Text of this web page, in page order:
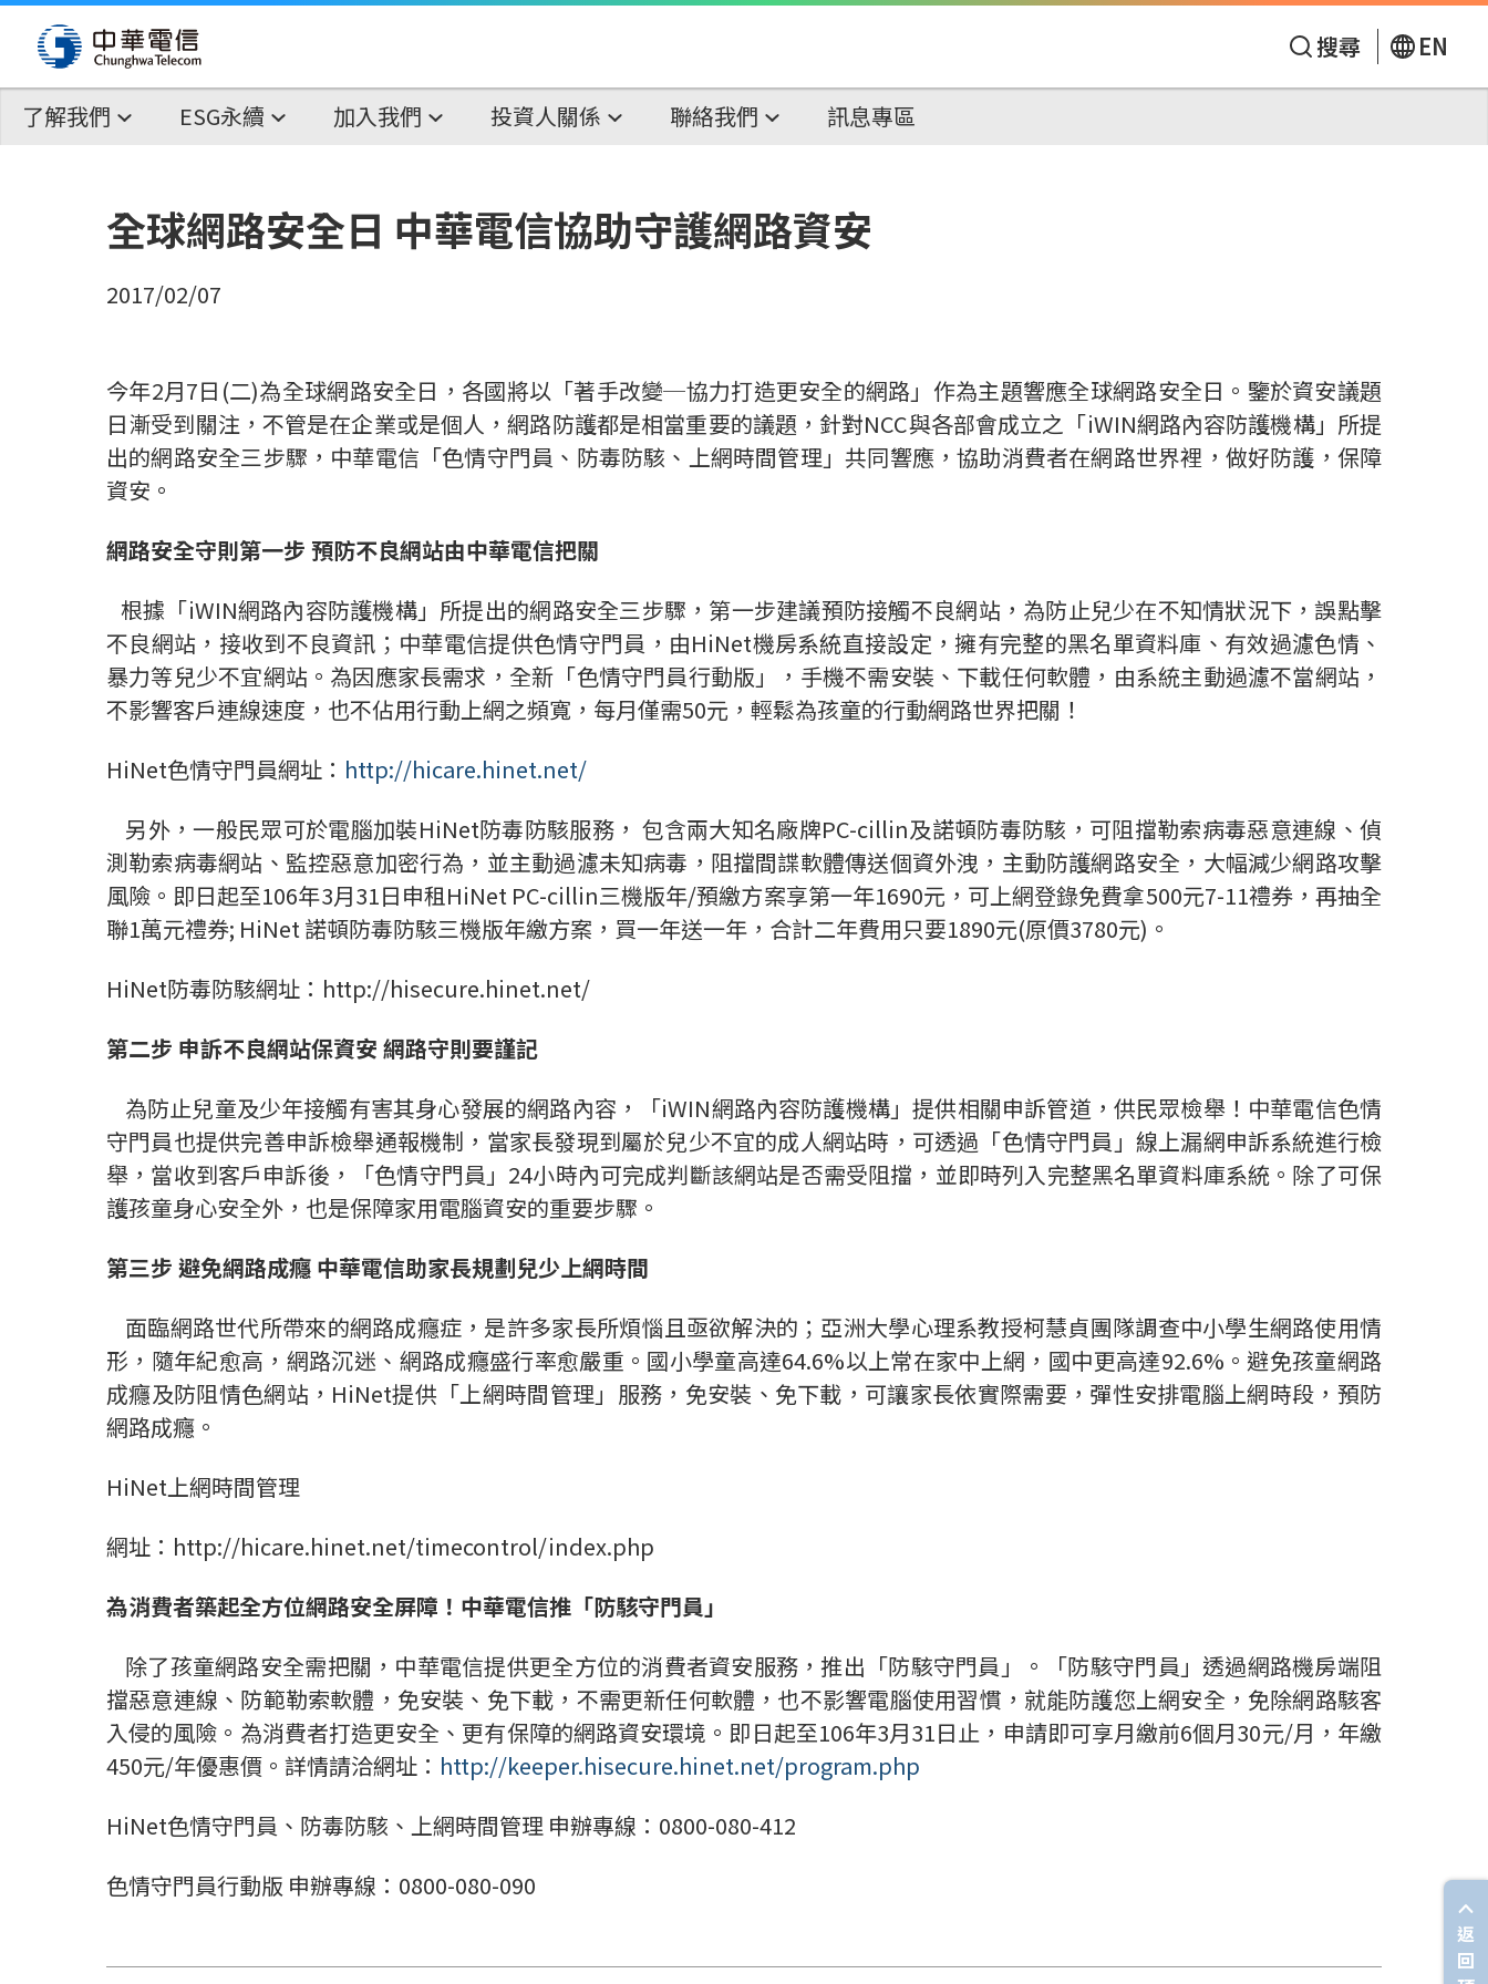
搜尋 EN
了解我們 ESG永續 加入我們 投資人關係 聯絡我們 訊息專區
全球網路安全日 中華電信協助守護網路資安
2017/02/07
今年2月7日(二)為全球網路安全日，各國將以「著手改變─協力打造更安全的網路」作為主題響應全球網路安全日。鑒於資安議題
日漸受到關注，不管是在企業或是個人，網路防護都是相當重要的議題，針對NCC與各部會成立之「iWIN網路內容防護機構」所提
出的網路安全三步驟，中華電信「色情守門員、防毒防駭、上網時間管理」共同響應，協助消費者在網路世界裡，做好防護，保障
資安。
網路安全守則第一步 預防不良網站由中華電信把關
根據「iWIN網路內容防護機構」所提出的網路安全三步驟，第一步建議預防接觸不良網站，為防止兒少在不知情狀況下，誤點擊
不良網站，接收到不良資訊；中華電信提供色情守門員，由HiNet機房系統直接設定，擁有完整的黑名單資料庫、有效過濾色情、
暴力等兒少不宜網站。為因應家長需求，全新「色情守門員行動版」，手機不需安裝、下載任何軟體，由系統主動過濾不當網站，
不影響客戶連線速度，也不佔用行動上網之頻寬，每月僅需50元，輕鬆為孩童的行動網路世界把關！
HiNet色情守門員網址： http://hicare.hinet.net/
另外，一般民眾可於電腦加裝HiNet防毒防駭服務， 包含兩大知名廠牌PC-cillin及諾頓防毒防駭，可阻擋勒索病毒惡意連線、偵
測勒索病毒網站、監控惡意加密行為，並主動過濾未知病毒，阻擋間諜軟體傳送個資外洩，主動防護網路安全，大幅減少網路攻擊
風險。即日起至106年3月31日申租HiNet PC-cillin三機版年/預繳方案享第一年1690元，可上網登錄免費拿500元7-11禮券，再抽全
聯1萬元禮券; HiNet 諾頓防毒防駭三機版年繳方案，買一年送一年，合計二年費用只要1890元(原價3780元)。
HiNet防毒防駭網址：http://hisecure.hinet.net/
第二步 申訴不良網站保資安 網路守則要謹記
為防止兒童及少年接觸有害其身心發展的網路內容，「iWIN網路內容防護機構」提供相關申訴管道，供民眾檢舉！中華電信色情
守門員也提供完善申訴檢舉通報機制，當家長發現到屬於兒少不宜的成人網站時，可透過「色情守門員」線上漏網申訴系統進行檢
舉，當收到客戶申訴後，「色情守門員」24小時內可完成判斷該網站是否需受阻擋，並即時列入完整黑名單資料庫系統。除了可保
護孩童身心安全外，也是保障家用電腦資安的重要步驟。
第三步 避免網路成癮 中華電信助家長規劃兒少上網時間
面臨網路世代所帶來的網路成癮症，是許多家長所煩惱且亟欲解決的；亞洲大學心理系教授柯慧貞團隊調查中小學生網路使用情
形，隨年紀愈高，網路沉迷、網路成癮盛行率愈嚴重。國小學童高達64.6%以上常在家中上網，國中更高達92.6%。避免孩童網路
成癮及防阻情色網站，HiNet提供「上網時間管理」服務，免安裝、免下載，可讓家長依實際需要，彈性安排電腦上網時段，預防
網路成癮。
HiNet上網時間管理
網址：http://hicare.hinet.net/timecontrol/index.php
為消費者築起全方位網路安全屏障！中華電信推「防駭守門員」
除了孩童網路安全需把關，中華電信提供更全方位的消費者資安服務，推出「防駭守門員」。「防駭守門員」透過網路機房端阻
擋惡意連線、防範勒索軟體，免安裝、免下載，不需更新任何軟體，也不影響電腦使用習慣，就能防護您上網安全，免除網路駭客
入侵的風險。為消費者打造更安全、更有保障的網路資安環境。即日起至106年3月31日止，申請即可享月繳前6個月30元/月，年繳
450元/年優惠價。詳情請洽網址： http://keeper.hisecure.hinet.net/program.php
HiNet色情守門員、防毒防駭、上網時間管理 申辦專線：0800-080-412
色情守門員行動版 申辦專線：0800-080-090
返
回